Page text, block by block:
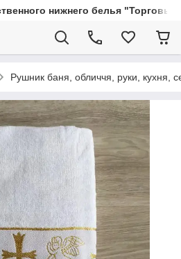
нижнего белья
Рушник баня, обличчя, руки, кухня,